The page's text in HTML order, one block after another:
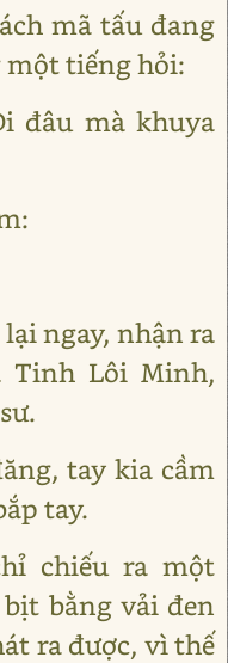
mã tấu đang
một tiếng hỏi:
đâu mà khuya
ngay, nhận ra
Tinh Lôi Minh,
tay kia cầm
tay.
chiếu ra một
bằng vải đen
ra được, vì thế